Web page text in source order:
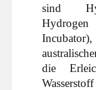
sind
die